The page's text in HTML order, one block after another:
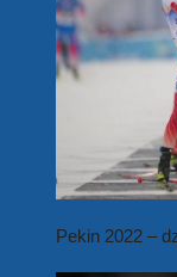
Pekin 2022 –